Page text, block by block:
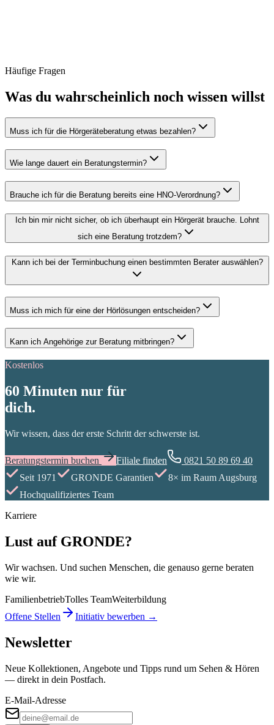
0821 50896940
Häufige Fragen
Was du wahrscheinlich noch wissen willst
Muss ich für die Hörgeräteberatung etwas bezahlen?
Wie lange dauert ein Beratungstermin?
Brauche ich für die Beratung bereits eine HNO-Verordnung?
Ich bin mir nicht sicher, ob ich überhaupt ein Hörgerät brauche. Lohnt
sich eine Beratung trotzdem?
Kann ich bei der Terminbuchung einen bestimmten Berater auswählen?
Muss ich mich für eine der Hörlösungen entscheiden?
Kann ich Angehörige zur Beratung mitbringen?
Kostenlos
60 Minuten nur für
dich.
Wir wissen, dass der erste Schritt der schwerste ist.
Beratungstermin buchen Filiale finden
0821 50 89 69 40
Seit 1971
GRONDE Garantien
8× im Raum Augsburg
Hochqualifiziertes Team
Karriere
Lust auf GRONDE?
Wir wachsen. Und suchen Menschen, die genauso gerne beraten
wie wir.
FamilienbetriebTolles TeamWeiterbildung
Offene Stellen
Initiativ bewerben →
Newsletter
Neue Kollektionen, Angebote und Tipps rund um Sehen & Hören
— direkt in dein Postfach.
E-Mail-Adresse